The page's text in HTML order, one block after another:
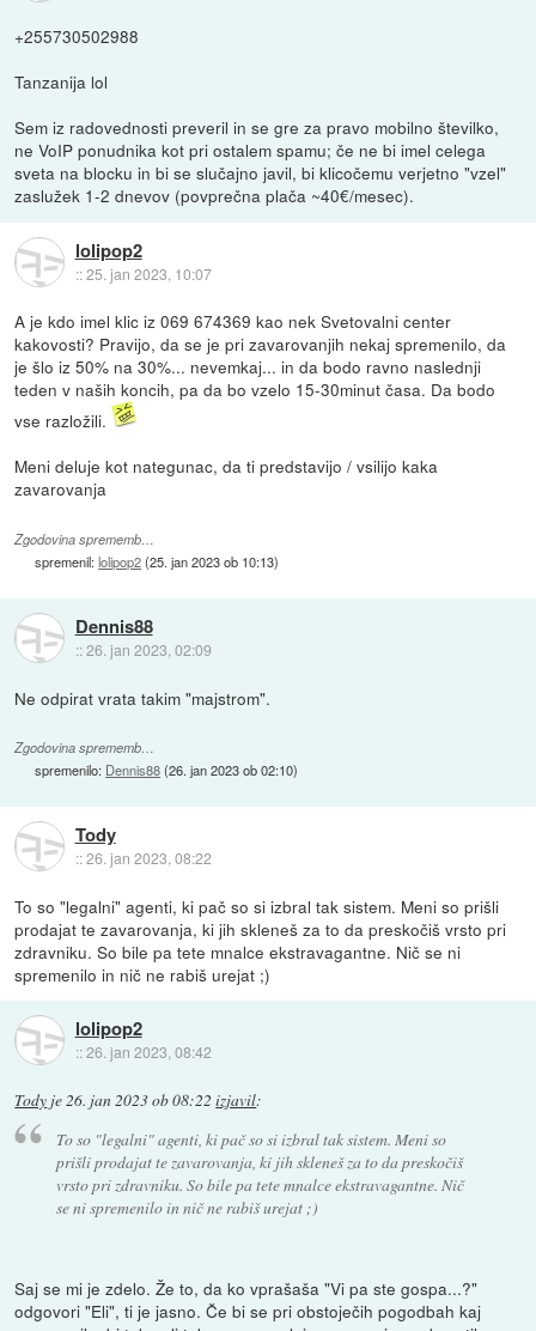
+255730502988
Tanzanija lol
Sem iz radovednosti preveril in se gre za pravo mobilno številko,
ne VoIP ponudnika kot pri ostalem spamu; če ne bi imel celega
sveta na blocku in bi se slučajno javil, bi klicočemu verjetno "vzel"
zaslužek 1-2 dnevov (povprečna plača ~40€/mesec).
lolipop2
::25. jan 2023, 10:07
A je kdo imel klic iz 069 674369 kao nek Svetovalni center
kakovosti? Pravijo, da se je pri zavarovanjih nekaj spremenilo, da
je šlo iz 50% na 30%... nevemkaj... in da bodo ravno naslednji
teden v naših koncih, pa da bo vzelo 15-30minut časa. Da bodo
vse razložili.
Meni deluje kot nategunac, da ti predstavijo / vsilijo kaka
zavarovanja
Zgodovina sprememb…
spremenil:lolipop2(25. jan 2023 ob 10:13)
Dennis88
::26. jan 2023, 02:09
Ne odpirat vrata takim "majstrom".
Zgodovina sprememb…
spremenilo: Dennis88(26. jan 2023 ob 02:10)
Tody
::26. jan 2023, 08:22
To so "legalni" agenti, ki pač so si izbral tak sistem. Meni so prišli
prodajat te zavarovanja, ki jih skleneš za to da preskočiš vrsto pri
zdravniku. So bile pa tete mnalce ekstravagantne. Nič se ni
spremenilo in nič ne rabiš urejat ;)
lolipop2
::26. jan 2023, 08:42
Tody je26. jan 2023 ob 08:22 izjavil:
To so "legalni" agenti, ki pač so si izbral tak sistem. Meni so
prišli prodajat te zavarovanja, ki jih skleneš za to da preskočiš
vrsto pri zdravniku. So bile pa tete mnalce ekstravagantne. Nič
se ni spremenilo in nič ne rabiš urejat ;)
Saj se mi je zdelo. Že to, da ko vprašaša "Vi pa ste gospa...?"
odgovori "Eli", ti je jasno. Če bi se pri obstoječih pogodbah kaj